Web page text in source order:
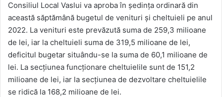
Consiliul Local Vaslui va aproba în ședința ordinară din
această săptămână bugetul de venituri și cheltuieli pe anul
2022. La venituri este prevăzută suma de 259,3 milioane
de lei, iar la cheltuieli suma de 319,5 milioane de lei,
deficitul bugetar situându-se la suma de 60,1 milioane de
lei. La secțiunea funcționare cheltuielile sunt de 151,2
milioane de lei, iar la secțiunea de dezvoltare cheltuielile
se ridică la 168,2 milioane de lei.